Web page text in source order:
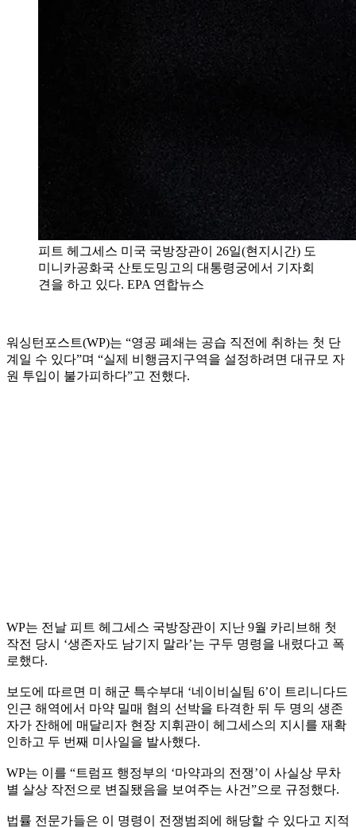
피트 헤그세스 미국 국방장관이 26일(현지시간) 도
미니카공화국 산토도밍고의 대통령궁에서 기자회
견을 하고 있다. EPA 연합뉴스
워싱턴포스트(WP)는 “영공 폐쇄는 공습 직전에 취하는 첫 단
계일 수 있다”며 “실제 비행금지구역을 설정하려면 대규모 자
원 투입이 불가피하다”고 전했다.
WP는 전날 피트 헤그세스 국방장관이 지난 9월 카리브해 첫
작전 당시 ‘생존자도 남기지 말라’는 구두 명령을 내렸다고 폭
로했다.
보도에 따르면 미 해군 특수부대 ‘네이비실팀 6’이 트리니다드
인근 해역에서 마약 밀매 혐의 선박을 타격한 뒤 두 명의 생존
자가 잔해에 매달리자 현장 지휘관이 헤그세스의 지시를 재확
인하고 두 번째 미사일을 발사했다.
WP는 이를 “트럼프 행정부의 ‘마약과의 전쟁’이 사실상 무차
별 살상 작전으로 변질됐음을 보여주는 사건”으로 규정했다.
법률 전문가들은 이 명령이 전쟁범죄에 해당할 수 있다고 지적